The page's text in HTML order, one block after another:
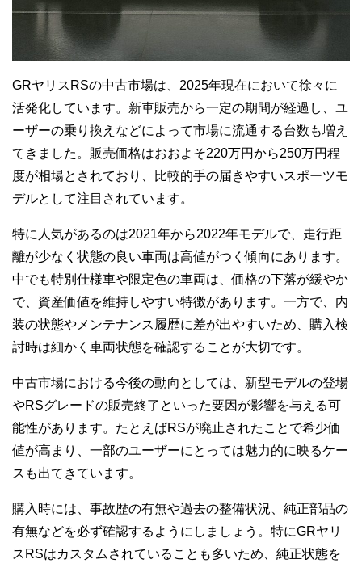
GRヤリスRSの中古市場は、2025年現在において徐々に
活発化しています。新車販売から一定の期間が経過し、ユ
ーザーの乗り換えなどによって市場に流通する台数も増え
てきました。販売価格はおおよそ220万円から250万円程
度が相場とされており、比較的手の届きやすいスポーツモ
デルとして注目されています。
特に人気があるのは2021年から2022年モデルで、走行距
離が少なく状態の良い車両は高値がつく傾向にあります。
中でも特別仕様車や限定色の車両は、価格の下落が緩やか
で、資産価値を維持しやすい特徴があります。一方で、内
装の状態やメンテナンス履歴に差が出やすいため、購入検
討時は細かく車両状態を確認することが大切です。
中古市場における今後の動向としては、新型モデルの登場
やRSグレードの販売終了といった要因が影響を与える可
能性があります。たとえばRSが廃止されたことで希少価
値が高まり、一部のユーザーにとっては魅力的に映るケー
スも出てきています。
購入時には、事故歴の有無や過去の整備状況、純正部品の
有無などを必ず確認するようにしましょう。特にGRヤリ
スRSはカスタムされていることも多いため、純正状態を